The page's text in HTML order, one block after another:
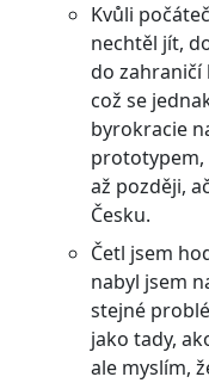
Kvůli
nechtěl jít,
do zahraničí
což se
byrokracie
prototypem,
až později,
Česku.
Četl jsem
nabyl jsem
stejné
jako tady,
ale myslím,